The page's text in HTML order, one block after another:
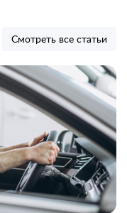
Смотреть все статьи